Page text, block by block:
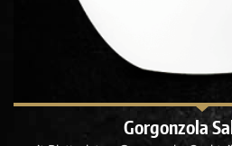
Gorgonzola